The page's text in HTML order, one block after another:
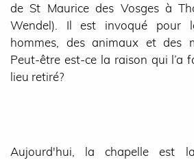
de St Maurice des Vosges à
Wendel). Il est invoqué pour
hommes, des animaux et des
Peut-être est-ce la raison qui l’a
lieu retiré?
Aujourd'hui, la chapelle est